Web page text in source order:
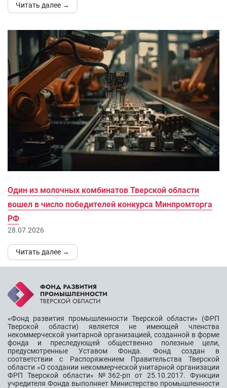
Читать далее →
Один из молочных комбинатов Тверской области
вошел в число победителей конкурса Минпромторга
РФ
28.07.2026
Читать далее →
«Фонд развития промышленности Тверской области» (ФРП
Тверской области) является не имеющей членства
некоммерческой унитарной организацией, созданной в форме
фонда и преследующей общественно полезные цели,
предусмотренные Уставом Фонда. Фонд создан в
соответствии с Распоряжением Правительства Тверской
области «О создании некоммерческой унитарной организации
ФРП Тверской области» №362-рп от 25.10.2017. Функции
учредителя Фонда выполняет Министерство промышленности